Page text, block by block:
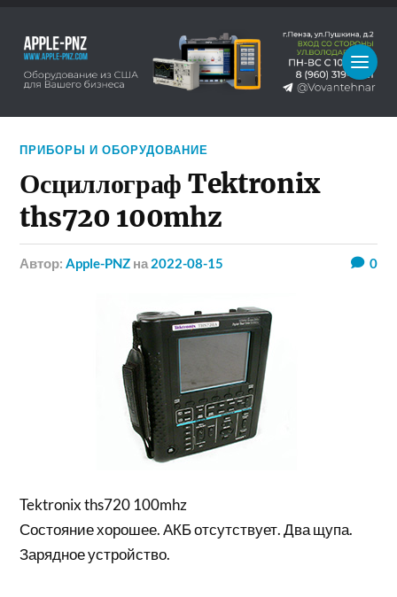
ПРИБОРЫ И ОБОРУДОВАНИЕ
Осциллограф Tektronix
ths720 100mhz
Автор:Apple-PNZ на 2022-08-15 0
Tektronix ths720 100mhz
Состояние хорошее. АКБ отсутствует. Два щупа.
Зарядное устройство.